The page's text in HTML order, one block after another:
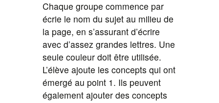
Chaque groupe commence par
écrie le nom du sujet au milieu de
la page, en s’assurant d’écrire
avec d’assez grandes lettres. Une
seule couleur doit être utilisée.
L’élève ajoute les concepts qui ont
émergé au point 1. Ils peuvent
également ajouter des concepts